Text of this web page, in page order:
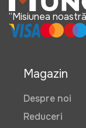
“Misiunea
Magazin
Despre noi
Reduceri